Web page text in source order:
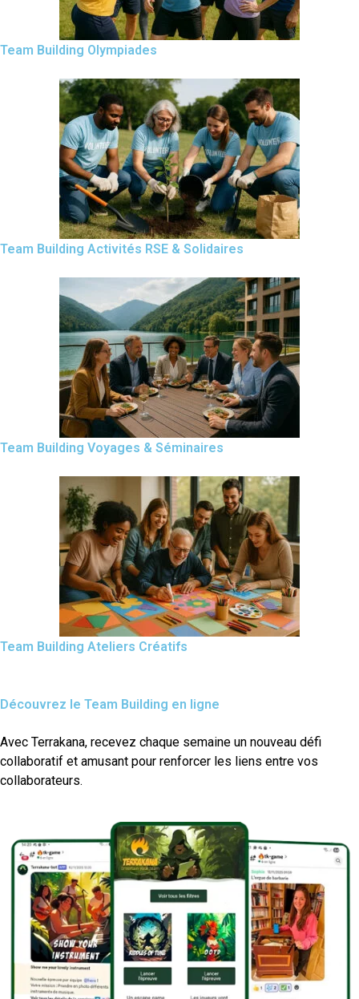
Team Building Olympiades
Team Building Activités RSE & Solidaires
Team Building Voyages & Séminaires
Team Building Ateliers Créatifs
Découvrez le Team Building en ligne
Avec Terrakana, recevez chaque semaine un nouveau défi
collaboratif et amusant pour renforcer les liens entre vos
collaborateurs.